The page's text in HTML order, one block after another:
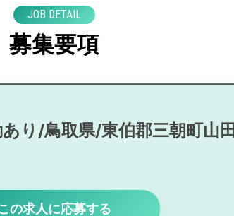
JOB DETAIL
募集要項
り/鳥取県/東伯郡三朝町山田
の求人に応募する